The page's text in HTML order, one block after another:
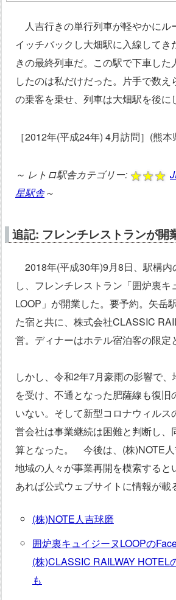
人吉行きの単行列車が軽やかにル
イッチバックし大畑駅に入線してき
きの最終列車だ。この駅で下車した
したのは私だけだった。片手で数え
の乗客を乗せ、列車は大畑駅を後に
［2012年(平成24年) 4月訪問］(熊
～ レトロ駅舎カテゴリー:
星駅舎～
追記: フレンチレストランが
2018年(平成30年)9月8日、駅構内
し、フレンチレストラン「囲炉裏キ
LOOP」が開業した。要予約。矢岳
た宿と共に、株式会社CLASSIC
営。ディナーはホテル宿泊客の限定
しかし、令和2年7月豪雨の影響で
を受け、不通となった肥薩線も復旧
いない。そして新型コロナウィルス
営会社は事業継続は困難と判断し、
算となった。
今後は、(株)NOTE人
地域の人々が事業再開を模索すると
あれば公式ウェブサイトに情報が載
(株)NOTE人吉球磨
囲炉裏キュイジーヌLOOPの
(株)CLASSIC RAILWAY HOTEL
も